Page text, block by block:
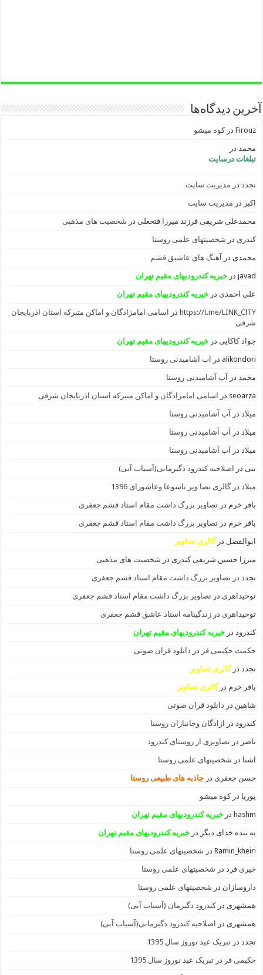
آخرین دیدگاه‌ها
Firouz درکوه میشو
محمد در
تبلغات درسایت
تجدد در مدیریت سایت
اکبر در مدیریت سایت
محمدعلی شریفی فرزند میرزا فتحعلی در شخصیت های مذهبی
کندری در شخصیتهای علمی روستا
محمدی در آهنگ های عاشیق قشم
javad درخیریه کندرودیهای مقیم تهران
علی احمدی درخیریه کندرودیهای مقیم تهران
https://t.me/LINK_ClTY در
اسامی امامزادگان و اماکن متبرکه استان اذربایجان
شرقی
جواد کاکایی درخیریه کندرودیهای مقیم تهران
alikondori در آب آشامیدنی روستا
محمد در آب آشامیدنی روستا
seoarza در اسامی امامزادگان و اماکن متبرکه استان اذربایجان شرقی
میلاد در آب آشامیدنی روستا
میلاد در آب آشامیدنی روستا
میلاد در آب آشامیدنی روستا
ببی در اصلاحیه کندرود دگیرمانی(آسیاب آبی)
میلاد درگالری تصا ویر تاسوعا وعاشورای 1396
باقر خرم درتصاویر بزرگ داشت مقام استاد قشم جعفری
باقر خرم درتصاویر بزرگ داشت مقام استاد قشم جعفری
ابوالفضل درگالری تصاویر
میرزا حسین شریفی کندری در شخصیت های مذهبی
تجدد درتصاویر بزرگ داشت مقام استاد قشم جعفری
توحیداهری درتصاویر بزرگ داشت مقام استاد قشم جعفری
توحیداهری درزندگینامه استاد عاشق قشم جعفری
کندرود درخیریه کندرودیهای مقیم تهران
حکمت حکیمی فر در دانلود قران صوتی
تجدد درگالری تصاویر
باقر خرم درگالری تصاویر
شاهین در دانلود قران صوتی
کندرود در ازادگان وجانبازان روستا
ناصر درتصاویری از روستای کندرود
اشنا در شخصیتهای علمی روستا
حسن جعفری درجاذبه های طبیعی روستا
پوریا درکوه میشو
hashm درخیریه کندرودیهای مقیم تهران
یه بنده خدای دیگر درخیریه کندرودیهای مقیم تهران
Ramin_kheiri در شخصیتهای علمی روستا
خیری فرد در شخصیتهای علمی روستا
داروسازان در شخصیتهای علمی روستا
همشهری درکندرود دگیرمان (آسیاب آبی)
همشهری در اصلاحیه کندرود دگیرمانی(آسیاب آبی)
تجدد درتبریک عید نوروز سال 1395
حکیمی فر درتبریک عید نوروز سال 1395